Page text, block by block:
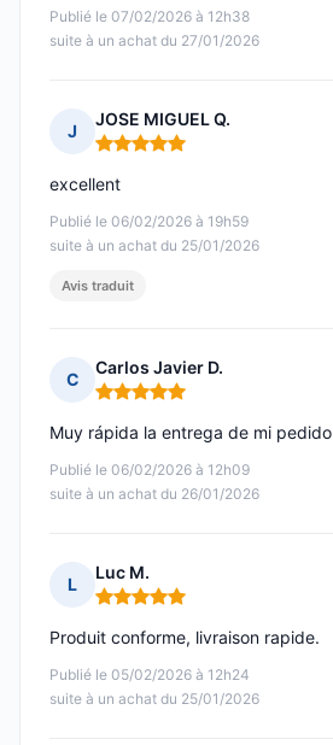
Publié le 07/02/2026 à 12h38
suite à un achat du 27/01/2026
J
JOSE MIGUEL Q.
Note : 5 sur 5
Publié le 06/02/2026 à 19h59
suite à un achat du 25/01/2026
excellent
Avis traduit
C
Carlos Javier D.
Note : 5 sur 5
Publié le 06/02/2026 à 12h09
suite à un achat du 26/01/2026
Muy rápida la entrega de mi pedido
L
Luc M.
Note : 5 sur 5
Publié le 05/02/2026 à 12h24
suite à un achat du 25/01/2026
Produit conforme, livraison rapide.